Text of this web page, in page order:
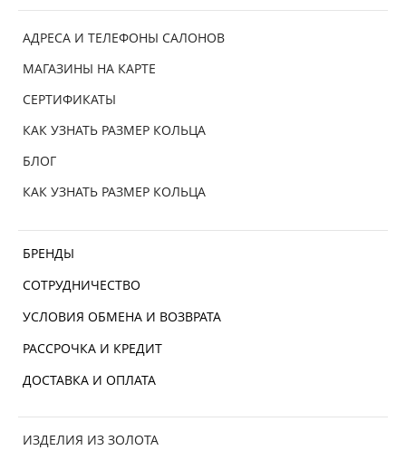
АДРЕСА И ТЕЛЕФОНЫ САЛОНОВ
МАГАЗИНЫ НА КАРТЕ
СЕРТИФИКАТЫ
КАК УЗНАТЬ РАЗМЕР КОЛЬЦА
БЛОГ
КАК УЗНАТЬ РАЗМЕР КОЛЬЦА
БРЕНДЫ
СОТРУДНИЧЕСТВО
УСЛОВИЯ ОБМЕНА И ВОЗВРАТА
РАССРОЧКА И КРЕДИТ
ДОСТАВКА И ОПЛАТА
ИЗДЕЛИЯ ИЗ ЗОЛОТА